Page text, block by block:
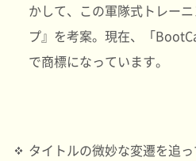
かして、この軍隊式トレー
プ』を考案。現在、「
で商標になっています。
タイトルの微妙な変遷を追っ